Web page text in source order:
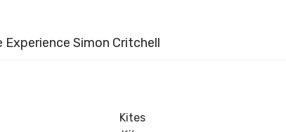
Experience Simon Critchell
Kites